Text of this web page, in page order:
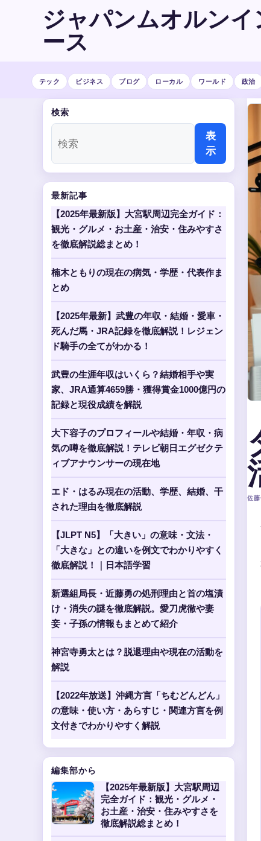
ジャパンムオルンイ
ース
テック ビジネス ブログ ローカル ワールド 政治
佐
検索
表
示
最新記事
【2025年最新版】大宮駅周辺完全ガイド：
観光・グルメ・お土産・治安・住みやすさ
を徹底解説総まとめ！
楠木ともりの現在の病気・学歴・代表作ま
とめ
【2025年最新】武豊の年収・結婚・愛車・
死んだ馬・JRA記録を徹底解説！レジェン
ド騎手の全てがわかる！
武豊の生涯年収はいくら？結婚相手や実
家、JRA通算4659勝・獲得賞金1000億円の
記録と現役成績を解説
大下容子のプロフィールや結婚・年収・病
気の噂を徹底解説！テレビ朝日エグゼクテ
ィブアナウンサーの現在地
エド・はるみ現在の活動、学歴、結婚、干
された理由を徹底解説
【JLPT N5】「大きい」の意味・文法・
「大きな」との違いを例文でわかりやすく
徹底解説！｜日本語学習
新選組局長・近藤勇の処刑理由と首の塩漬
け・消失の謎を徹底解説。愛刀虎徹や妻
妾・子孫の情報もまとめて紹介
神宮寺勇太とは？脱退理由や現在の活動を
解説
【2022年放送】沖縄方言「ちむどんどん」
の意味・使い方・あらすじ・関連方言を例
文付きでわかりやすく解説
編集部から
【2025年最新版】大宮駅周辺
完全ガイド：観光・グルメ・
お土産・治安・住みやすさを
徹底解説総まとめ！